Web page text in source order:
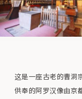
这是一座古老的曹洞
供奉的阿罗汉像由京